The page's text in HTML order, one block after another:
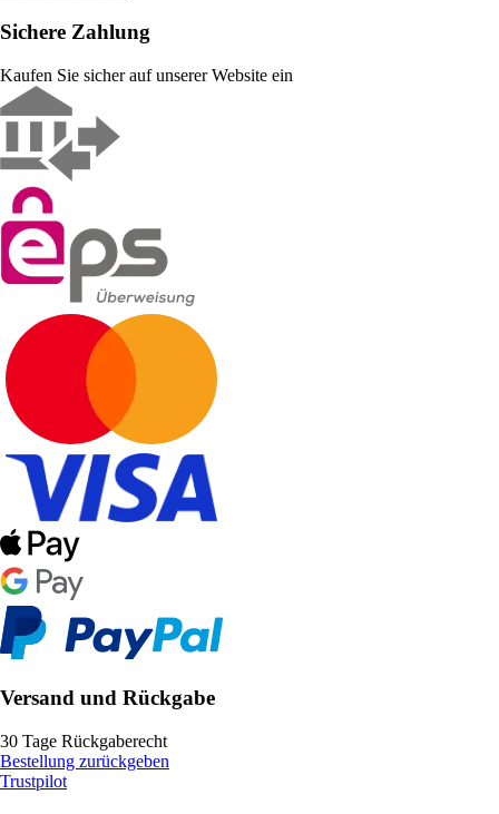
Sichere Zahlung
Kaufen Sie sicher auf unserer Website ein
Versand und Rückgabe
30 Tage Rückgaberecht
Bestellung zurückgeben
Trustpilot